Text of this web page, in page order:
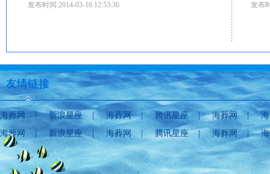
发布时间:2014-03-16 12:53:36
发布
友情链接
海葬网 |新浪星座|海葬网| 腾讯星座|海葬网|
海葬网
新浪星座| 海葬网 |腾讯星座| 海葬网 |